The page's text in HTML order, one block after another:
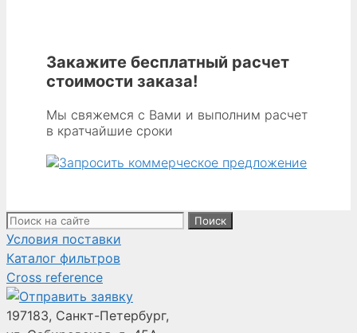
20/3,
UF,
Закажите бесплатный расчет
стоимости заказа!
Мы свяжемся с Вами и выполним расчет
в кратчайшие сроки
Поиск:
Условия поставки
Каталог фильтров
Cross reference
197183, Санкт-Петербург,